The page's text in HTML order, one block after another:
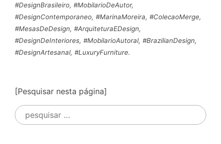
#DesignBrasileiro, #MobilarioDeAutor,
#DesignContemporaneo, #MarinaMoreira, #ColecaoMerge,
#MesasDeDesign, #ArquiteturaEDesign,
#DesignDeInteriores, #MobilarioAutoral, #BrazilianDesign,
#DesignArtesanal, #LuxuryFurniture.
[Pesquisar nesta página]
Pesquisar
por: